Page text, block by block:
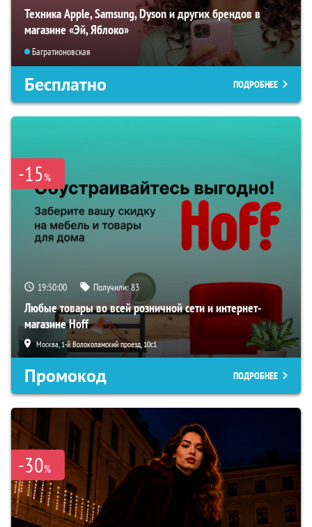
Техника Apple, Samsung, Dyson и других брендов в
магазине «Эй, Яблоко»
Багратионовская
Бесплатно ПОДРОБНЕЕ
-15%
19:49:59 Получили:83
Любые товары во всей розничной сети и интернет-
магазине Hoff
Москва, 1-й Волоколамский проезд, 10с1
Промокод ПОДРОБНЕЕ
-30%